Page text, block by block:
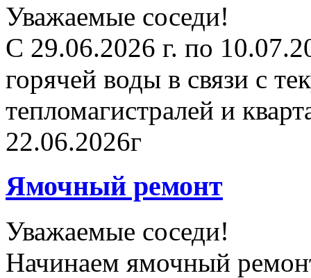
Уважаемые соседи!
С 29.06.2026 г. по
горячей воды в связи с
тепломагистралей и
22.06.2026г
Ямочный ремонт
Уважаемые соседи!
Начинаем ямочный